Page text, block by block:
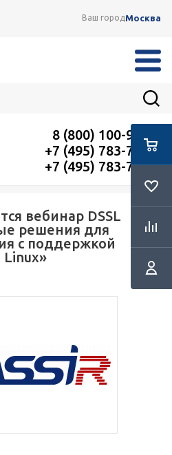
Ваш городМосква
8 (800) 100-91-12
+7 (495) 783-72-87
+7 (495) 783-72-87
вебинар DSSL
решения для
с поддержкой
Linux»
RSS